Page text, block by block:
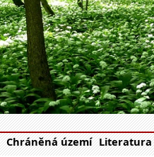
Chráněná území Literatura